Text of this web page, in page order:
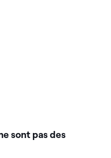
de sécurité et de
sont pas des